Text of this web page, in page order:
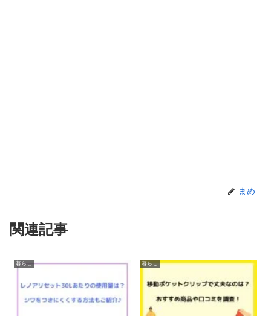
まめ
関連記事
暮らし 暮らし